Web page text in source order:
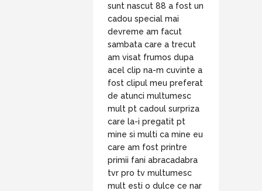
sunt nascut 88 a fost un
cadou special mai
devreme am facut
sambata care a trecut
am visat frumos dupa
acel clip na-m cuvinte a
fost clipul meu preferat
de atunci multumesc
mult pt cadoul surpriza
care la-i pregatit pt
mine si multi ca mine eu
care am fost printre
primii fani abracadabra
tvr pro tv multumesc
mult esti o dulce ce nar